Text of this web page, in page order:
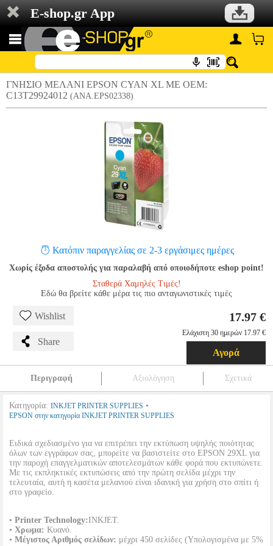
E-shop.gr App
ΓΝΗΣΙΟ ΜΕΛΑΝΙ EPSON CYAN XL ΜΕ OEM:
C13T29924012 (ANA.EPS02338)
Κατόπιν παραγγελίας σε 2-3 εργάσιμες ημέρες
Χωρίς έξοδα αποστολής για παραλαβή από οποιοδήποτε eshop point!
Σταθερά Χαμηλές Τιμές!
Εδώ θα βρείτε κάθε μέρα τις πιο ανταγωνιστικές τιμές
Wishlist
Share
17.97 €
Ελάχιστη 30 ημερών 17.97 €
Αγορά
Περιγραφή Αξιολόγηση Σχετικά
Κατηγορία: INKJET PRINTER SUPPLIES •
EPSON στην κατηγορία INKJET PRINTER SUPPLIES
Ειδικά σχεδιασμένο για να επιτρέπει την εκτύπωση υψηλής ποιότητας
όλων των εγγράφων σας, μπορείτε να βασιστείτε στο EPSON 29XL για
την παροχή επαγγελματικών αποτελεσμάτων κάθε φορά που εκτυπώνετε.
Με τις εκπληκτικές εκτυπώσεις από την πρώτη σελίδα μέχρι την
τελευταία, αυτή η κασέτα μελανιού είναι ιδανική για χρήση στο σπίτι ή
στο γραφείο.
• Printer Technology:INKJET.
• Χρωμα: Κυανό.
• Μέγιστος Αριθμός σελίδων: μέχρι 450 σελίδες (Υπολογισμένα με 5%